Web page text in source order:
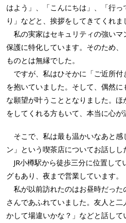
はよう」、「こんにちは」、「行っ
り」などと、挨拶をしてきてくれま
私の実家はセキュリティの強いマ
保護に特化しています。そのため、
ものとは無縁でした。
ですが、私はひそかに「ご近所付
を抱いていました。そして、偶然
な願望が叶うこととなりました。
をしてくれる方もいて、本当に心が
そこで、私は最も温かいなあと感
ン」という喫茶店についてお話しし
JR小樽駅から徒歩三分に位置して
グもあり、夜まで営業しています。
私が以前訪れたのはお昼時だった
さんであふれていました。友人と
かして場違いかな？」などと話し